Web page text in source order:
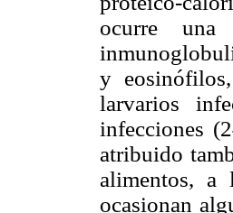
ocurre una
y
larvarios
infecciones
atribuido
alimentos,
ocasionan